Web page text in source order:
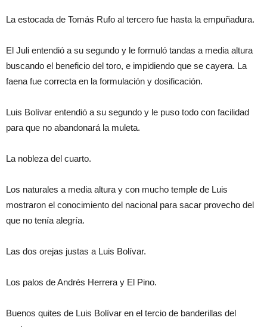
La estocada de Tomás Rufo al tercero fue hasta la empuñadura.
El Juli entendió a su segundo y le formuló tandas a media altura
buscando el beneficio del toro, e impidiendo que se cayera. La
faena fue correcta en la formulación y dosificación.
Luis Bolívar entendió a su segundo y le puso todo con facilidad
para que no abandonará la muleta.
La nobleza del cuarto.
Los naturales a media altura y con mucho temple de Luis
mostraron el conocimiento del nacional para sacar provecho del
que no tenía alegría.
Las dos orejas justas a Luis Bolívar.
Los palos de Andrés Herrera y El Pino.
Buenos quites de Luis Bolívar en el tercio de banderillas del